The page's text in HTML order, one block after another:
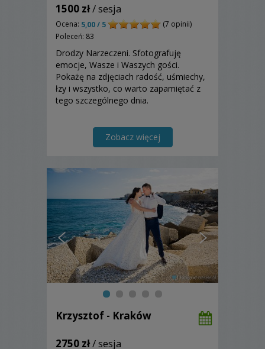
1500 zł/ sesja
Ocena: 5,00 / 5
(7 opinii)
Poleceń: 83
Drodzy Narzeczeni. Sfotografuję
emocje, Wasze i Waszych gości.
Pokażę na zdjęciach radość, uśmiechy,
łzy i wszystko, co warto zapamiętać z
tego szczególnego dnia.
Zobacz więcej
Krzysztof - Kraków
2750 zł/ sesja